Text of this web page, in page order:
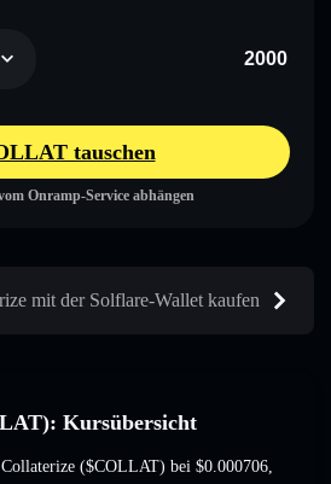
tauschen
Onramp-Service abhängen
mit der Solflare-Wallet kaufen
Kursübersicht
($COLLAT) bei $0.000706,